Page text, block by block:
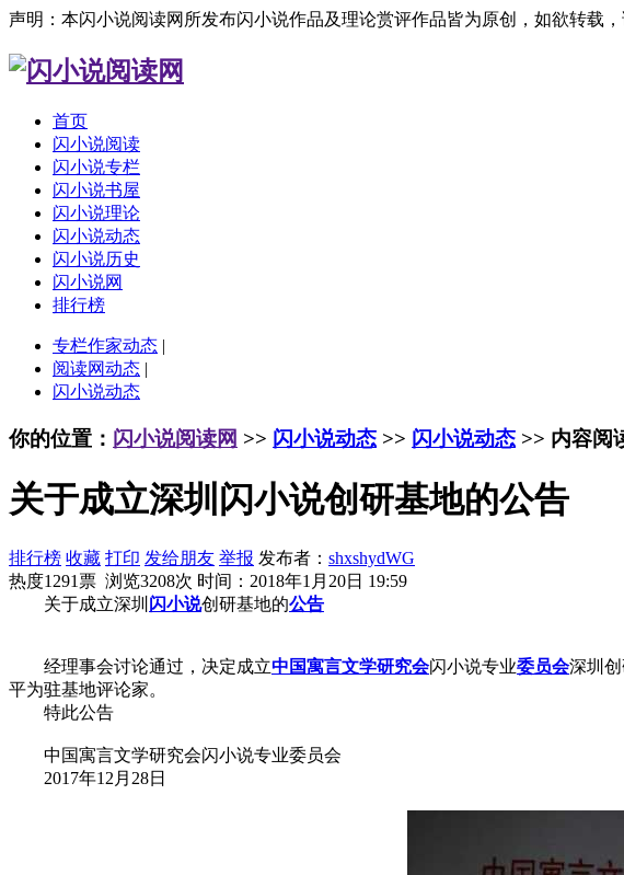
声明：本闪小说阅读网所发布闪小说作品及理论赏评作品皆为原创，如欲转载，
首页
闪小说阅读
闪小说专栏
闪小说书屋
闪小说理论
闪小说动态
闪小说历史
闪小说网
排行榜
专栏作家动态 |
阅读网动态 |
闪小说动态
你的位置： 闪小说阅读网 >> 闪小说动态 >> 闪小说动态 >> 内容阅
关于成立深圳闪小说创研基地的公告
排行榜 收藏 打印 发给朋友 举报 发布者： shxshydWG
热度1291票 浏览3208次 时间：2018年1月20日 19:59
关于成立深圳 闪小说创研基地的公告
经理事会讨论通过，决定成立中国寓言文学研究会闪小说专业委员会深圳
平为驻基地评论家。
特此公告
中国寓言文学研究会闪小说专业委员会
2017年12月28日